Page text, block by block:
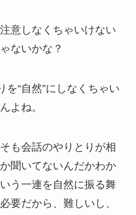
意しなくちゃいけない
ないかな？
を“自然”にしなくちゃい
よね。
も会話のやりとりが相
聞いてないんだかわか
う一連を自然に振る舞
要だから、難しいし、